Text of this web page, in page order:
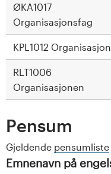
ØKA1017
Organisasjonsfag
KPL1012
RLT1006
Organisasjonen
Pensum
Gjeldende pensumliste
Emnenavn på